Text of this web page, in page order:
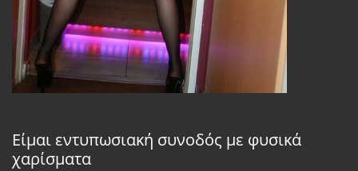
Είμαι εντυπωσιακή συνοδός με φυσικά
χαρίσματα